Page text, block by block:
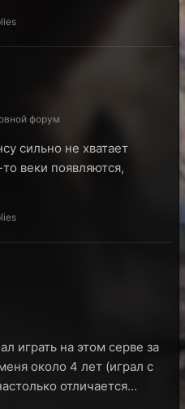
форум
сильно не хватает
веки появляются,
играть на этом серве за
около 4 лет (играл с
отличается...